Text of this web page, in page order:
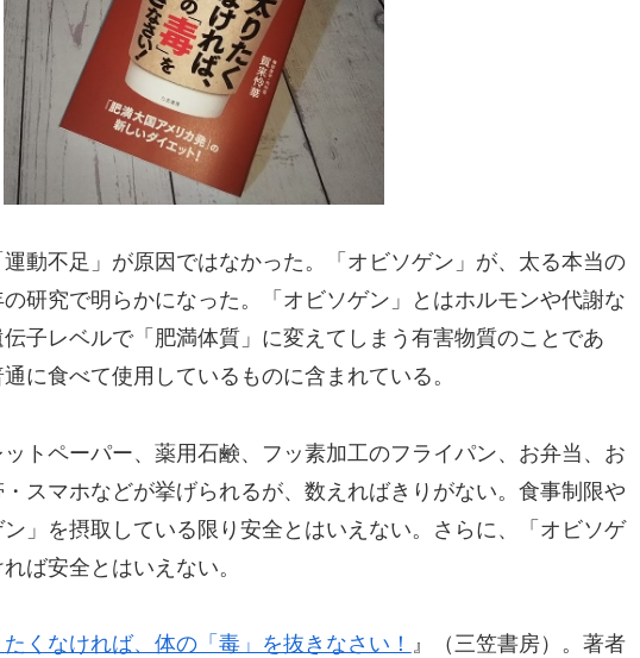
動不足」が原因ではなかった。「オビソゲン」が、太る本当の
研究で明らかになった。「オビソゲン」とはホルモンや代謝な
子レベルで「肥満体質」に変えてしまう有害物質のことであ
に食べて使用しているものに含まれている。
トペーパー、薬用石鹸、フッ素加工のフライパン、お弁当、お
スマホなどが挙げられるが、数えればきりがない。食事制限や
」を摂取している限り安全とはいえない。さらに、「オビソゲ
ば安全とはいえない。
たくなければ、体の「毒」を抜きなさい！ 』（三笠書房）。著者